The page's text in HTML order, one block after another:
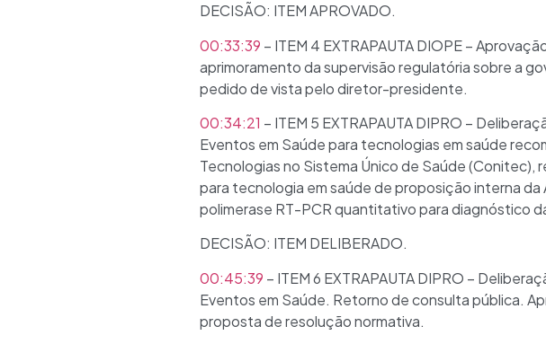
DECISÃO: ITEM APROVADO.
00:33:39 – ITEM 4 EXTRAPAUTA DIOPE –
aprimoramento da supervisão regulatória sobre a
pedido de vista pelo diretor-presidente.
00:34:21 – ITEM 5 EXTRAPAUTA DIPRO –
Eventos em Saúde para tecnologias em saúde
Tecnologias no Sistema Único de Saúde
para tecnologia em saúde de proposição interna da
polimerase RT-PCR quantitativo para diagnóstico
DECISÃO: ITEM DELIBERADO.
00:45:39 – ITEM 6 EXTRAPAUTA DIPRO –
Eventos em Saúde. Retorno de consulta pública.
proposta de resolução normativa.